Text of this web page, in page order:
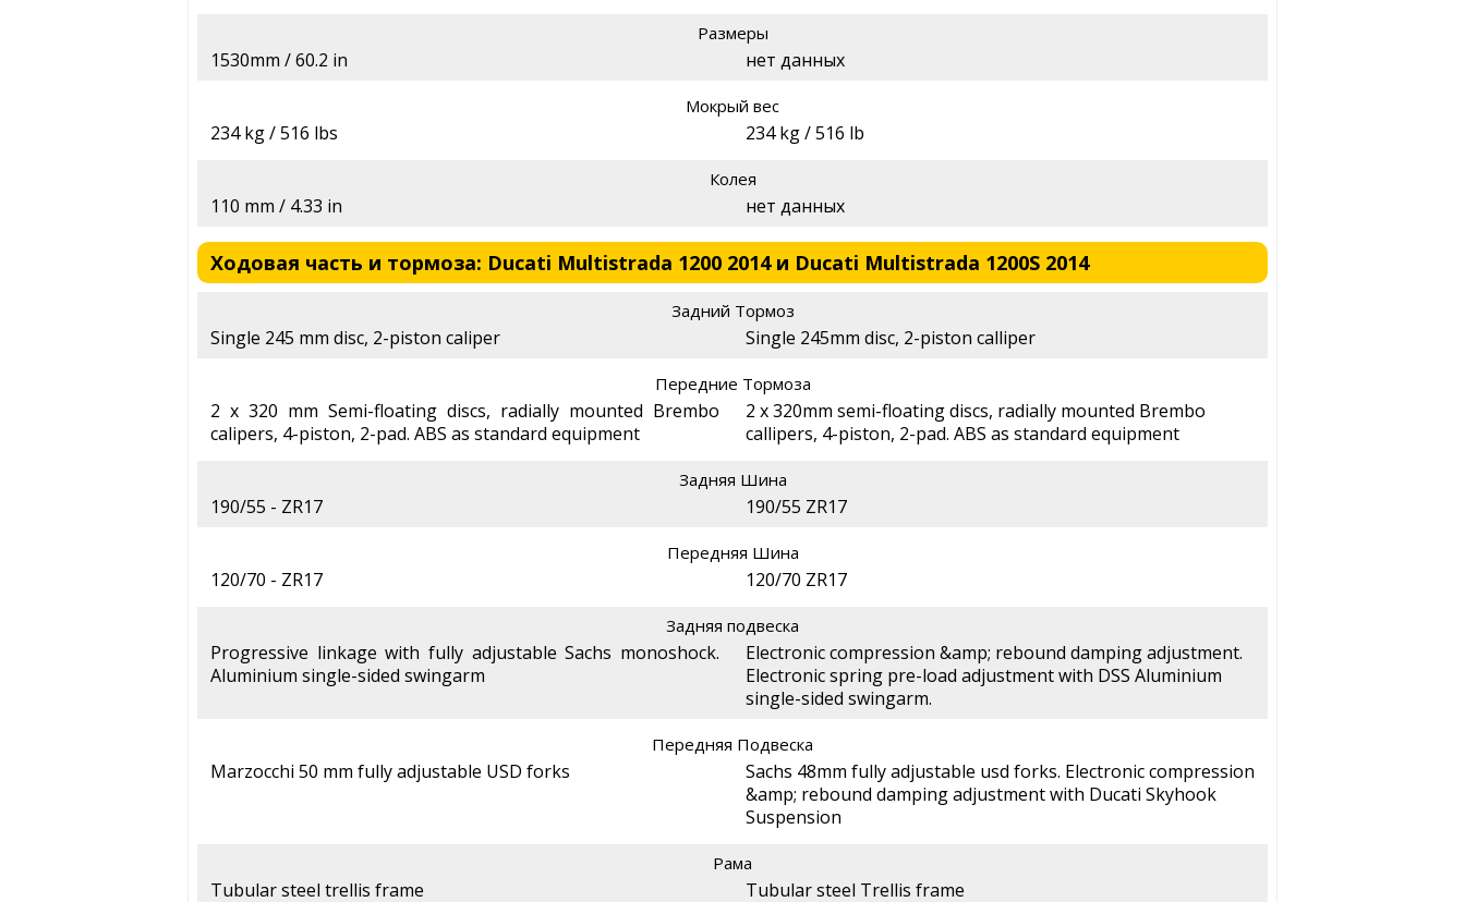
Размеры
1530mm / 60.2 in нет данных
Мокрый вес
234 kg / 516 lbs 234 kg / 516 lb
Колея
110 mm / 4.33 in нет данных
Ходовая часть и тормоза: Ducati Multistrada 1200 2014 и Ducati Multistrada 1200S 2014
Задний Тормоз
Single 245 mm disc, 2-piston caliper Single 245mm disc, 2-piston calliper
Передние Тормоза
2 x 320 mm Semi-floating discs, radially mounted Brembo
calipers, 4-piston, 2-pad. ABS as standard equipment
2 x 320mm semi-floating discs, radially mounted Brembo
callipers, 4-piston, 2-pad. ABS as standard equipment
Задняя Шина
190/55 - ZR17 190/55 ZR17
Передняя Шина
120/70 - ZR17 120/70 ZR17
Задняя подвеска
Progressive linkage with fully adjustable Sachs monoshock.
Aluminium single-sided swingarm
Electronic compression &amp; rebound damping adjustment.
Electronic spring pre-load adjustment with DSS Aluminium
single-sided swingarm.
Передняя Подвеска
Marzocchi 50 mm fully adjustable USD forks
Sachs 48mm fully adjustable usd forks. Electronic compression
&amp; rebound damping adjustment with Ducati Skyhook
Suspension
Рама
Tubular steel trellis frame Tubular steel Trellis frame